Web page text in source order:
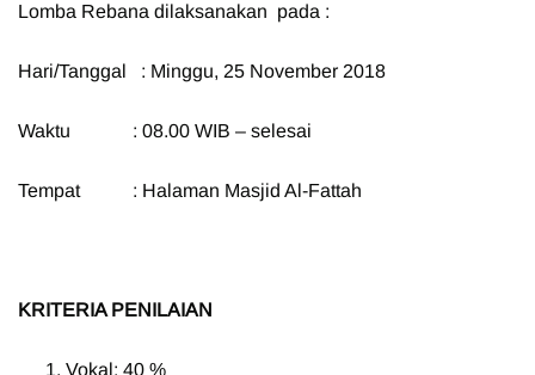
Lomba Rebana dilaksanakan pada :
Hari/Tanggal : Minggu, 25 November 2018
Waktu : 08.00 WIB – selesai
Tempat : Halaman Masjid Al-Fattah
KRITERIA PENILAIAN
Vokal: 40 %